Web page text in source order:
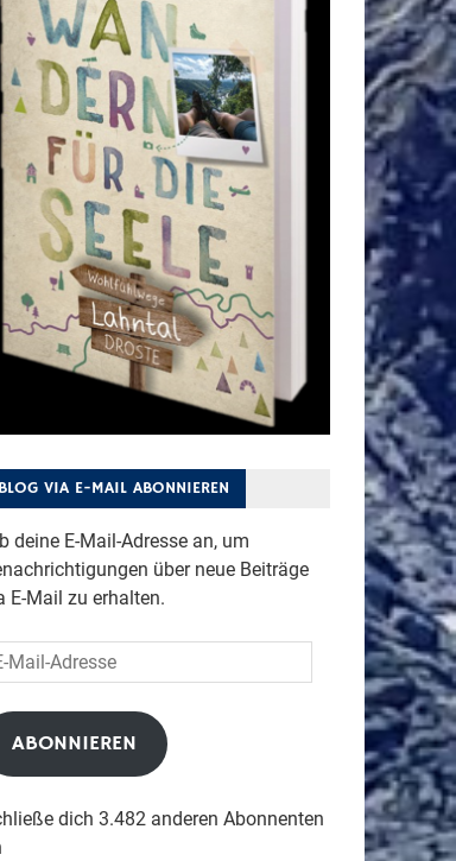
BLOG VIA E-MAIL ABONNIEREN
deine E-Mail-Adresse an, um
über neue Beiträge
E-Mail zu erhalten.
ABONNIEREN
dich 3.482 anderen Abonnenten